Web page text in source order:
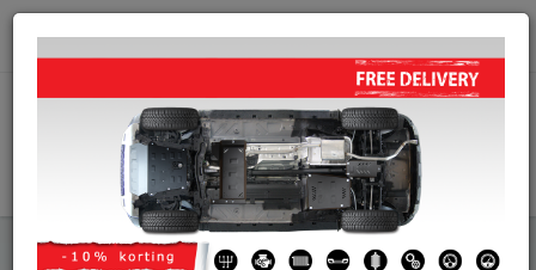
info@motorbeschermplaat.com
WINKELWAGEN
Motor Beschermplaat Motor Beschermplaat Suzuki